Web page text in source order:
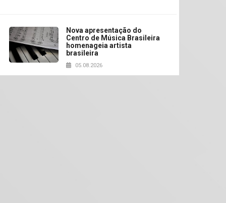
Nova apresentação do
Centro de Música Brasileira
homenageia artista
brasileira
05.08.2026